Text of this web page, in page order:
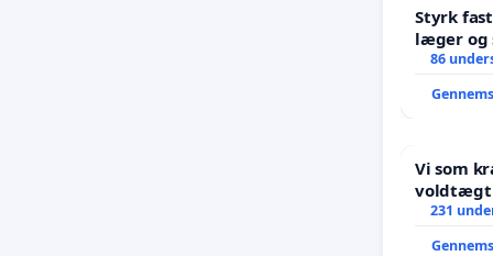
Styrk
læger og
86
Vi som
voldtægt af natur, dyreliv,
unge
231